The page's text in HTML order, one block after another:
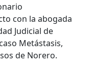
con la abogada
Judicial de
Metástasis,
de Norero.